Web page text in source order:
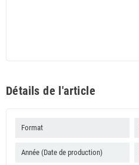
Détails de l'article
Format
Année (Date de production)